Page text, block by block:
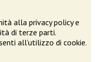
alla privacy policy e
di terze parti.
all’utilizzo di cookie.